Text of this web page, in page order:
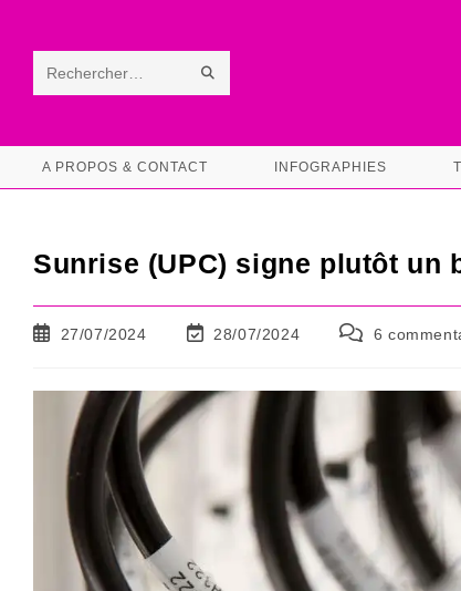
contentRechercher
ce RECHERCHE
A PROPOS & CONTACT INFOGRAPHIES
Sunrise (UPC) signe plutôt un
Publication
27/07/2024
Dernière
la
publication :
28/07/2024
Commentaires
publication :
6